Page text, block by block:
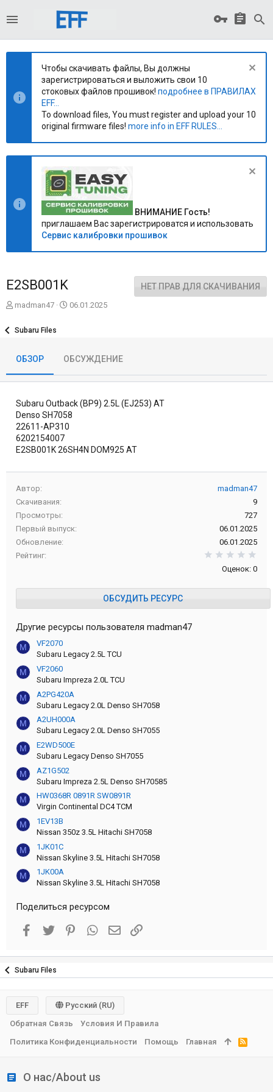
Чтобы скачивать файлы, Вы должны
зарегистрироваться и выложить свои 10
стоковых файлов прошивок! подробнее в ПРАВИЛАХ
EFF...
To download files, You must register and upload your 10
original firmware files! more info in EFF RULES...
ВНИМАНИЕ Гость!
приглашаем Вас зарегистрироватся и использовать
Сервис калибровки прошивок
E2SB001K НЕТ ПРАВ ДЛЯ СКАЧИВАНИЯ
А
т
madman47
Д
о
д
н
и
06.01.2025
Subaru Files
ОБЗОР ОБСУЖДЕНИЕ
Subaru Outback (BP9) 2.5L (EJ253) AT
Denso SH7058
22611-AP310
6202154007
E2SB001K 26SH4N DOM925 AT
Автор
madman47
Скачивания
9
Просмотры
727
Первый выпуск
06.01.2025
Обновление
06.01.2025
Рейтинг
Оценок: 0
ОБСУДИТЬ РЕСУРС
Другие ресурсы пользователя madman47
M
VF2070
Subaru Legacy 2.5L TCU
M
VF2060
Subaru Impreza 2.0L TCU
M
A2PG420A
Subaru Legacy 2.0L Denso SH7058
M
A2UH000A
Subaru Legacy 2.0L Denso SH7055
M
E2WD500E
Subaru Legacy Denso SH7055
M
AZ1G502
Subaru Impreza 2.5L Denso SH70585
M
HW0368R 0891R SW0891R
Virgin Continental DC4 TCM
M
1EV13B
Nissan 350z 3.5L Hitachi SH7058
M
1JK01C
Nissan Skyline 3.5L Hitachi SH7058
M
1JK00A
Nissan Skyline 3.5L Hitachi SH7058
Поделиться ресурсом
Facebook
Twitter PinterestWhatsAppЭлектронная почта
Ссылка
Subaru Files
О нас/About us
EFF
Русский (RU)
Обратная Связь
Условия И Правила
Политика Конфиденциальности
Помощь Главная
R